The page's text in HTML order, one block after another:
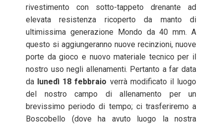
rivestimento con sotto-tappeto drenante ad
elevata resistenza ricoperto da manto di
ultimissima generazione Mondo da 40 mm. A
questo si aggiungeranno nuove recinzioni, nuove
porte da gioco e nuovo materiale tecnico per il
nostro uso negli allenamenti. Pertanto a far data
da lunedì 18 febbraio verrà modificato il luogo
del nostro campo di allenamento per un
brevissimo periodo di tempo; ci trasferiremo a
Boscobello (dove ha avuto luogo la nostra